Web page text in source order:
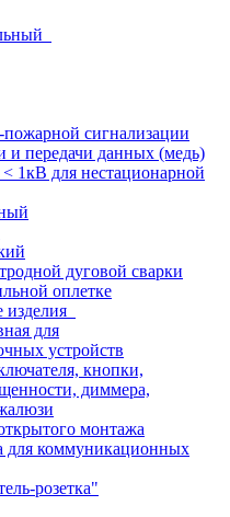
сигнализации
и передачи данных (медь)
1кВ для нестационарной
дуговой сварки
оплетке
изделия
для
устройств
кнопки,
диммера,
монтажа
для коммуникационных
розетка"